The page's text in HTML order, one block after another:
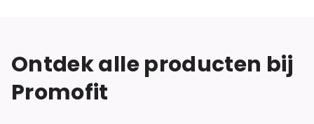
Ontdek alle producten bij
Promofit